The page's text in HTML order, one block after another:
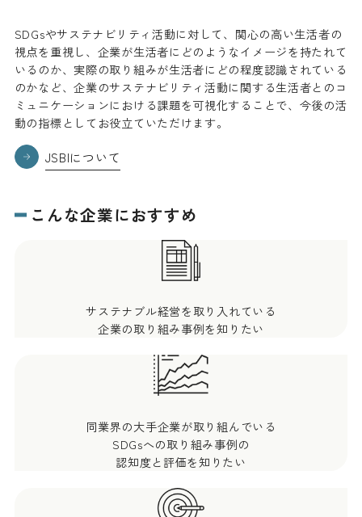
SDGsやサステナビリティ活動に対して、関心の高い生活者の
視点を重視し、企業が生活者にどのようなイメージを持たれて
いるのか、実際の取り組みが生活者にどの程度認識されている
のかなど、企業のサステナビリティ活動に関する生活者とのコ
ミュニケーションにおける課題を可視化することで、今後の活
動の指標としてお役立ていただけます。
JSBIについて
こんな企業におすすめ
サステナブル経営を取り入れている
企業の取り組み事例を知りたい
同業界の大手企業が取り組んでいる
SDGsへの取り組み事例の
認知度と評価を知りたい